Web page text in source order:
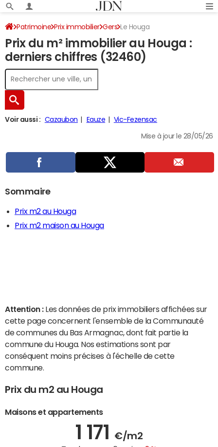
Patrimoine Prix immobilier Gers Le Houga
Prix du m² immobilier au Houga :
derniers chiffres (32460)
Voir aussi : Cazaubon Eauze Vic-Fezensac
Mise à jour le 28/05/26
Sommaire
Prix m2 au Houga
Prix m2 maison au Houga
Attention : Les données de prix immobiliers affichées sur
cette page concernent l'ensemble de la Communauté
de communes du Bas Armagnac, dont fait partie la
commune du Houga. Nos estimations sont par
conséquent moins précises à l'échelle de cette
commune.
Prix du m2 au Houga
Maisons et appartements
1 171 €/m2